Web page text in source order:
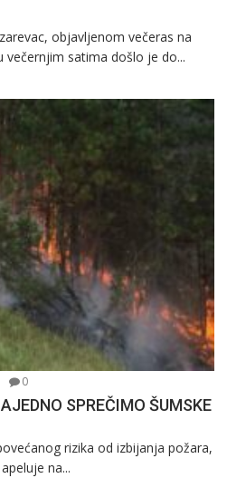
objavljenom večeras na
satima došlo je do...
0
SPREČIMO ŠUMSKE
rizika od izbijanja požara,
na...